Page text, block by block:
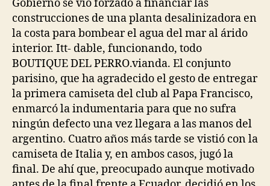
Gobierno se vio forzado a financiar las
construcciones de una planta desalinizadora en
la costa para bombear el agua del mar al árido
interior. Itt- dable, funcionando, todo
BOUTIQUE DEL PERRO.vianda. El conjunto
parisino, que ha agradecido el gesto de entregar
la primera camiseta del club al Papa Francisco,
enmarcó la indumentaria para que no sufra
ningún defecto una vez llegara a las manos del
argentino. Cuatro años más tarde se vistió con la
camiseta de Italia y, en ambos casos, jugó la
final. De ahí que, preocupado aunque motivado